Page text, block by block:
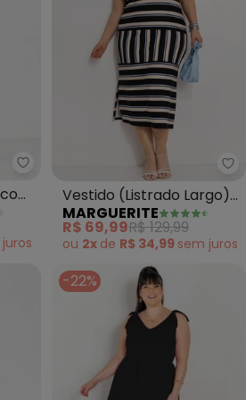
Marguerite - Vestido Midi
juros
Vestido (Listrado Largo)
em Malha de Viscose
MARGUERITE
R$ 69,99R$ 129,99
ou 2x de R$ 34,99 sem juros
-22%